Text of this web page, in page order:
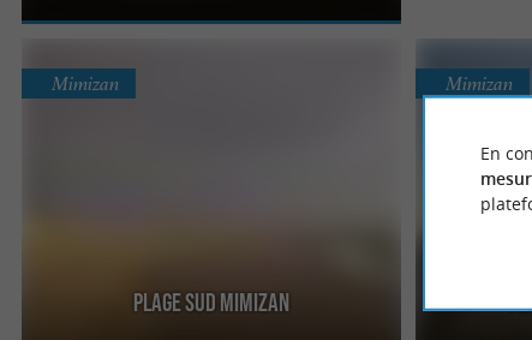
Plage Sud Mimizan
Mimizan
Les surfeurs aiment cette plage, qui offre de
Mimizan
On y va
En